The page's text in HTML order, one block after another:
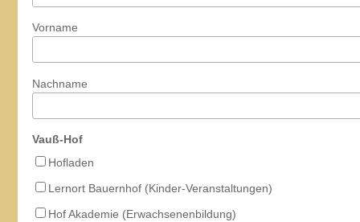
Vorname
Nachname
Vauß-Hof
Hofladen
Lernort Bauernhof (Kinder-Veranstaltungen)
Hof Akademie (Erwachsenenbildung)